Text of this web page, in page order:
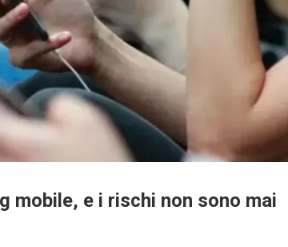
mobile, e i rischi non sono mai